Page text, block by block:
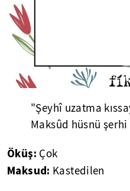
"Şeyhî uzatma
Maksûd hüsnü
Öküş: Çok
Maksud: Kastedilen